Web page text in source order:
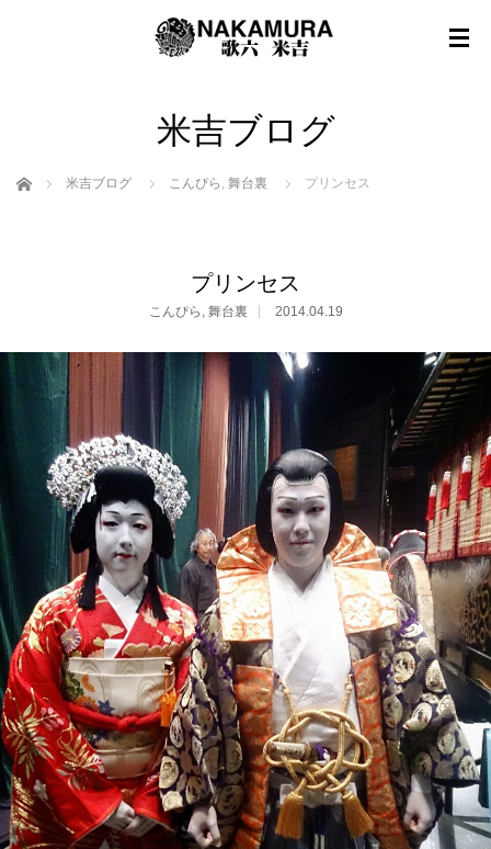
米吉ブログ
ホーム 米吉ブログ こんぴら , 舞台裏 プリンセス
プリンセス
こんぴら , 舞台裏 2014.04.19